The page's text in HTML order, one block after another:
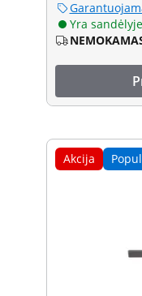
Yra sandėlyje
Akcija